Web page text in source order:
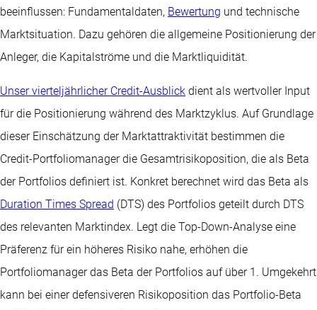
beeinflussen: Fundamentaldaten, Bewertung und technische
Marktsituation. Dazu gehören die allgemeine Positionierung der
Anleger, die Kapitalströme und die Marktliquidität.
Unser vierteljährlicher Credit-Ausblick dient als wertvoller Input
für die Positionierung während des Marktzyklus. Auf Grundlage
dieser Einschätzung der Marktattraktivität bestimmen die
Credit-Portfoliomanager die Gesamtrisikoposition, die als Beta
der Portfolios definiert ist. Konkret berechnet wird das Beta als
Duration Times Spread (DTS) des Portfolios geteilt durch DTS
des relevanten Marktindex. Legt die Top-Down-Analyse eine
Präferenz für ein höheres Risiko nahe, erhöhen die
Portfoliomanager das Beta der Portfolios auf über 1. Umgekehrt
kann bei einer defensiveren Risikoposition das Portfolio-Beta